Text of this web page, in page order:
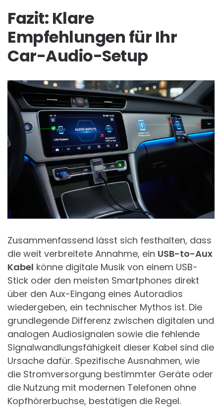
Fazit: Klare
Empfehlungen für Ihr
Car-Audio-Setup
Zusammenfassend lässt sich festhalten, dass
die weit verbreitete Annahme, ein USB-to-Aux
Kabel könne digitale Musik von einem USB-
Stick oder den meisten Smartphones direkt
über den Aux-Eingang eines Autoradios
wiedergeben, ein technischer Mythos ist. Die
grundlegende Differenz zwischen digitalen und
analogen Audiosignalen sowie die fehlende
Signalwandlungsfähigkeit dieser Kabel sind die
Ursache dafür. Spezifische Ausnahmen, wie
die Stromversorgung bestimmter Geräte oder
die Nutzung mit modernen Telefonen ohne
Kopfhörerbuchse, bestätigen die Regel.